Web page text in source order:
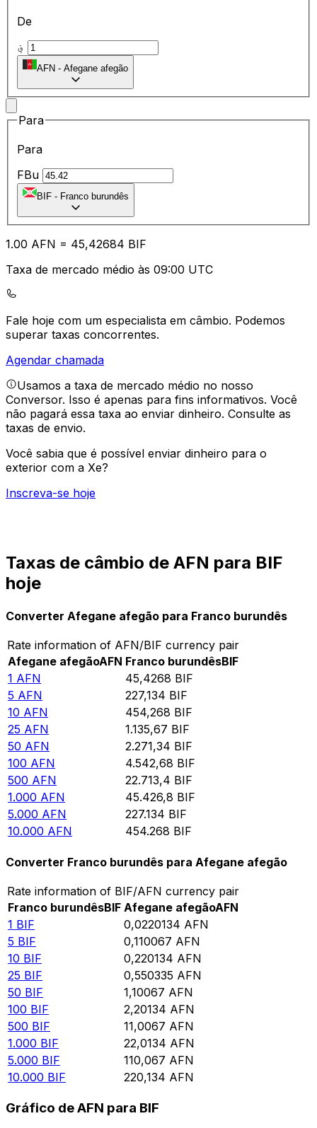
De
AFN - Afegane afegão
Para
Para
FBu
BIF - Franco burundês
1.00 AFN = 45,42684 BIF
Taxa de mercado médio às 09:00 UTC
Fale hoje com um especialista em câmbio. Podemos
superar taxas concorrentes.
Agendar chamada
Usamos a taxa de mercado médio no nosso
Conversor. Isso é apenas para fins informativos. Você
não pagará essa taxa ao enviar dinheiro. Consulte as
taxas de envio.
Você sabia que é possível enviar dinheiro para o
exterior com a Xe?
Inscreva-se hoje
Taxas de câmbio de AFN para BIF
hoje
Converter Afegane afegão para Franco burundês
Rate information of AFN/BIF currency pair
Afegane afegãoAFN Franco burundêsBIF
1 AFN 45,4268 BIF
5 AFN 227,134 BIF
10 AFN 454,268 BIF
25 AFN 1.135,67 BIF
50 AFN 2.271,34 BIF
100 AFN 4.542,68 BIF
500 AFN 22.713,4 BIF
1.000 AFN 45.426,8 BIF
5.000 AFN 227.134 BIF
10.000 AFN 454.268 BIF
Converter Franco burundês para Afegane afegão
Rate information of BIF/AFN currency pair
Franco burundêsBIF Afegane afegãoAFN
1 BIF 0,0220134 AFN
5 BIF 0,110067 AFN
10 BIF 0,220134 AFN
25 BIF 0,550335 AFN
50 BIF 1,10067 AFN
100 BIF 2,20134 AFN
500 BIF 11,0067 AFN
1.000 BIF 22,0134 AFN
5.000 BIF 110,067 AFN
10.000 BIF 220,134 AFN
Gráfico de AFN para BIF